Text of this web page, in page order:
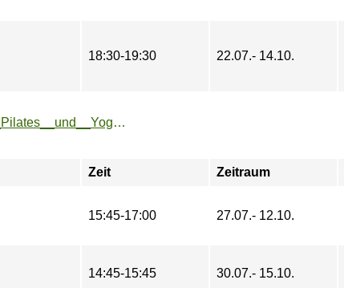
18:30-19:30 22.07.- 14.10.
https://www.fu-sport.de/angebote/aktueller_zeitraum/_Pilates__und__Yoga.html
Zeit Zeitraum
15:45-17:00 27.07.- 12.10.
14:45-15:45 30.07.- 15.10.